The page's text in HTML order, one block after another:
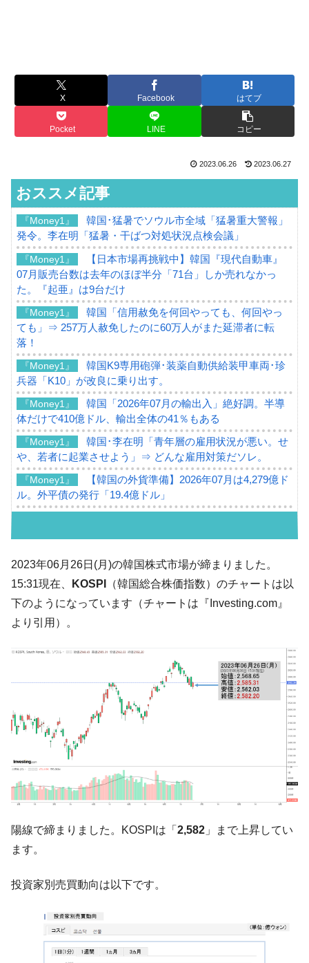
X Facebook はてブ
Pocket LINE コピー
2023.06.26 2023.06.27
おススメ記事
『Money1』
韓国･猛暑でソウル市全域「猛暑重大警報」
発令。李在明「猛暑・干ばつ対処状況点検会議」
『Money1』
【日本市場再挑戦中】韓国『現代自動車』
07月販売台数は去年のほぼ半分「71台」しか売れなかっ
た。『起亜』は9台だけ
『Money1』
韓国「信用赦免を何回やっても、何回やっ
ても」⇒ 257万人赦免したのに60万人がまた延滞者に転
落！
『Money1』
韓国K9専用砲弾･装薬自動供給装甲車両･珍
兵器「K10」が改良に乗り出す。
『Money1』
韓国「2026年07月の輸出入」絶好調。半導
体だけで410億ドル、輸出全体の41％もある
『Money1』
韓国･李在明「青年層の雇用状況が悪い。せ
や、若者に起業させよう」⇒ どんな雇用対策だソレ。
『Money1』
【韓国の外貨準備】2026年07月は4,279億ド
ル。外平債の発行「19.4億ドル」
韓国･李在明さっそく不動産対策で浅薄な発
言。
だ。
す」⇒「金を経由するドル入手」手段ではないのか？
韓国･外為取引量「1日当たり1,214.4億ド
ル」まで拡大 ⇒ 海外資金の動きに強く左右される状態
韓国･帰ってきた李在明。李在明を支持しな
い「50.5％」に上昇
『Money1』
た ⇒ 国家が行った恐るべき株価操作であり、空前の国政壟
『Money1』
韓国･警察職員が「丸刈りになって抗議活
『Money1』
中国だけが鉄鋼輸出を異常増加させる ⇒ 中
国の過剰生産が世界を蝕む。
『Money1』
種は全般的「不調」⇒ PSIが示す現況は決して良くない。
『Money1』
【米韓激突案件】韓国消費者院が『クーパ
ン』1人当たり賠償10万ウォンを認定 ⇒ 総額3兆7,000億
『Money1』 韓国で猛暑。南東部では干ばつ
2023年06月26日(月)の韓国株式市場が締まりました。
15:31現在、
KOSPI
（韓国総合株価指数）のチャートは以
下のようになっています（チャートは『Investing.com』
より引用）。
陽線で締まりました。KOSPIは「 2,582 」まで上昇してい
ます。
投資家別売買動向は以下です。